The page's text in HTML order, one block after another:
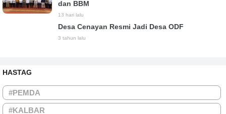
dan BBM
13 hari lalu
Desa Cenayan Resmi Jadi Desa ODF
3 tahun lalu
HASTAG
#PEMDA
#KALBAR